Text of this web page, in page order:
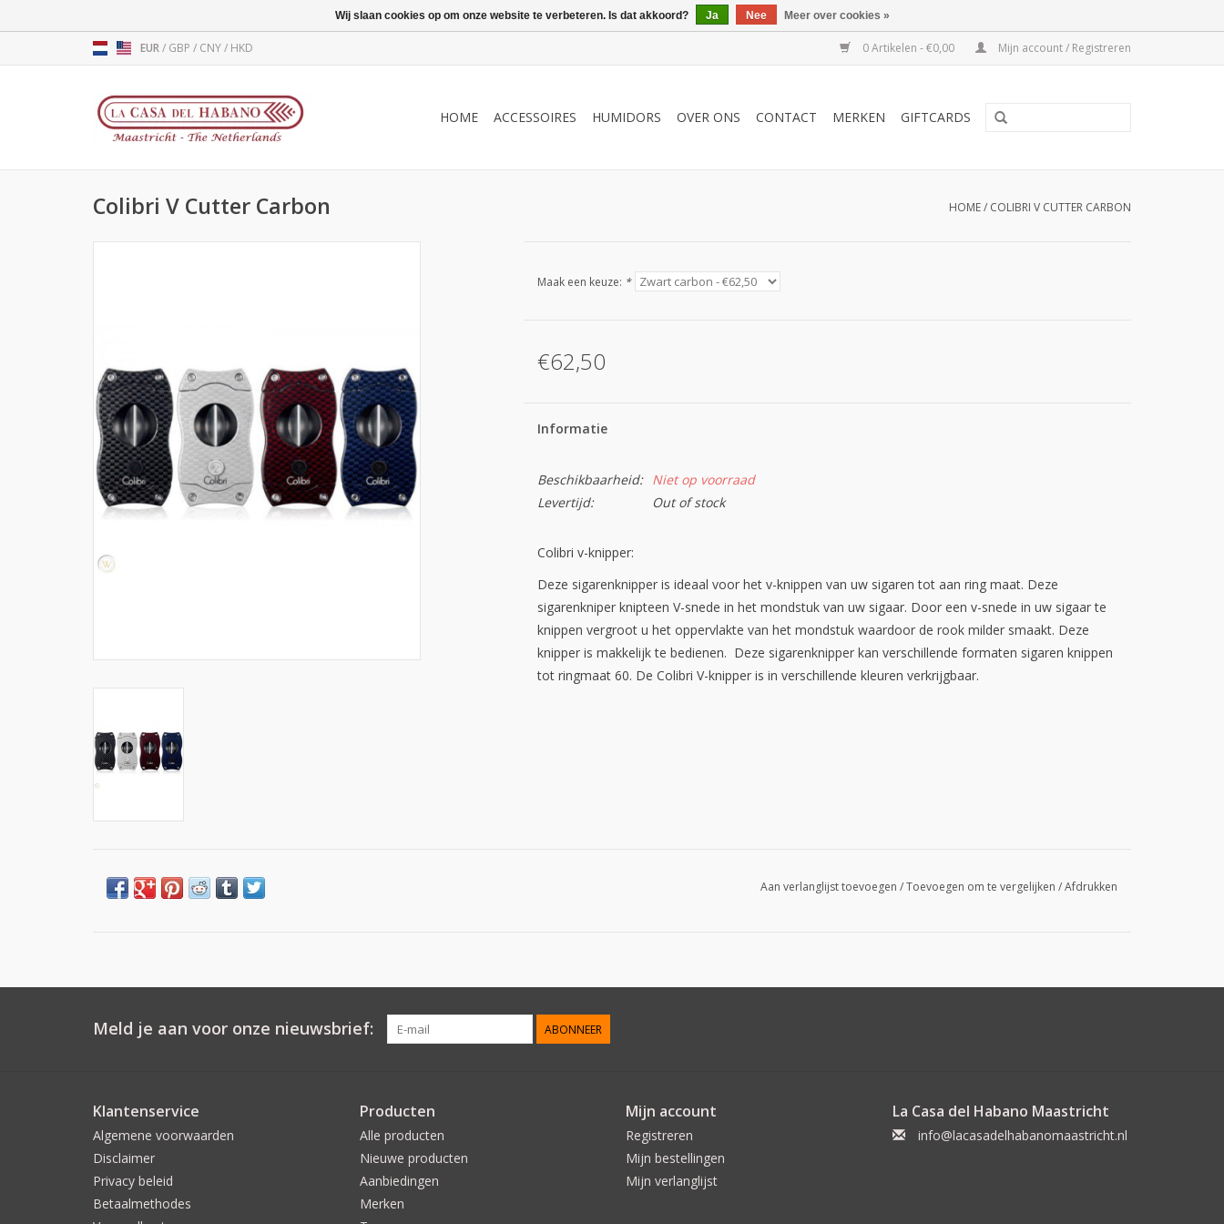
EUR/ GBP / CNY/ HKD 0 Artikelen - €0,00 Mijn account / Registreren
HOME ACCESSOIRES HUMIDORS OVER ONS CONTACT MERKEN GIFTCARDS
Colibri V Cutter Carbon HOME/ COLIBRI V CUTTER CARBON
Maak een keuze: *
€62,50
Informatie
Beschikbaarheid:
Niet op voorraad
Levertijd:
Out of stock
Colibri v-knipper:
Deze sigarenknipper is ideaal voor het v-knippen van uw sigaren tot aan ring maat. Deze
sigarenkniper knipteen V-snede in het mondstuk van uw sigaar. Door een v-snede in uw sigaar te
knippen vergroot u het oppervlakte van het mondstuk waardoor de rook milder smaakt. Deze
knipper is makkelijk te bedienen. Deze sigarenknipper kan verschillende formaten sigaren knippen
tot ringmaat 60. De Colibri V-knipper is in verschillende kleuren verkrijgbaar.
Aan verlanglijst toevoegen /Toevoegen om te vergelijken /Afdrukken
Meld je aan voor onze nieuwsbrief: ABONNEER
Klantenservice
Algemene voorwaarden
Disclaimer
Privacy beleid
Betaalmethodes
Producten
Alle producten
Nieuwe producten
Aanbiedingen
Merken
Mijn account
Registreren
Mijn bestellingen
Mijn verlanglijst
La Casa del Habano Maastricht
info@lacasadelhabanomaastricht.nl
Wij slaan cookies op om onze website te verbeteren. Is dat akkoord? Ja Nee Meer over cookies »